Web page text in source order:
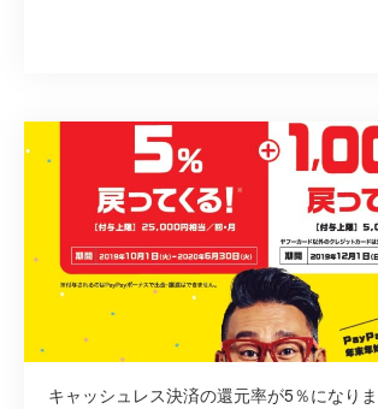
大型パネル事業
ソーラー
シロアリ/リフォーム
キャッシュレス決済の還元率が5％になり